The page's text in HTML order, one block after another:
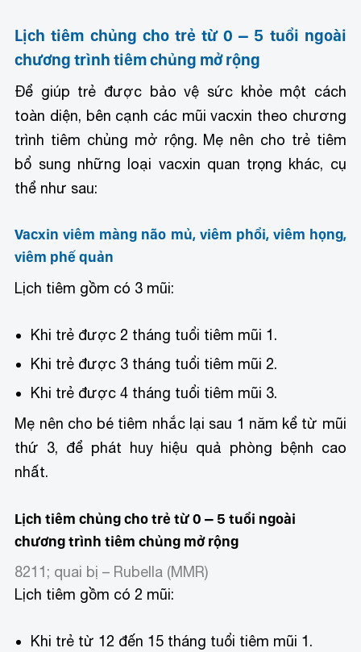
Lịch tiêm chủng cho trẻ từ 0 – 5 tuổi ngoài
chương trình tiêm chủng mở rộng
Để giúp trẻ được bảo vệ sức khỏe một cách
toàn diện, bên cạnh các mũi vacxin theo chương
trình tiêm chủng mở rộng. Mẹ nên cho trẻ tiêm
bổ sung những loại vacxin quan trọng khác, cụ
thể như sau:
Vacxin viêm màng não mủ, viêm phổi, viêm họng,
viêm phế quản
Lịch tiêm gồm có 3 mũi:
Khi trẻ được 2 tháng tuổi tiêm mũi 1.
Khi trẻ được 3 tháng tuổi tiêm mũi 2.
Khi trẻ được 4 tháng tuổi tiêm mũi 3.
Mẹ nên cho bé tiêm nhắc lại sau 1 năm kể từ mũi
thứ 3, để phát huy hiệu quả phòng bệnh cao
nhất.
Lịch tiêm chủng cho trẻ từ 0 – 5 tuổi ngoài
chương trình tiêm chủng mở rộng
8211; quai bị – Rubella (MMR)
Lịch tiêm gồm có 2 mũi:
Khi trẻ từ 12 đến 15 tháng tuổi tiêm mũi 1.